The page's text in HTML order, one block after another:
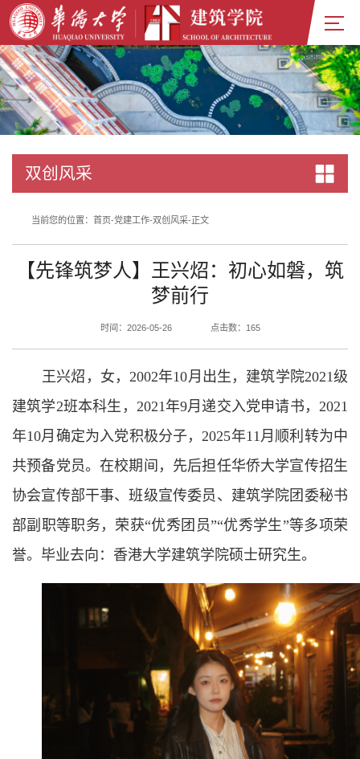
双创风采
当前您的位置： 首页-党建工作-双创风采-正文
【先锋筑梦人】王兴炤：初心如磐，筑
梦前行
时间：2026-05-26 点击数： 165
王兴炤，女，2002年10月出生，建筑学院2021级
建筑学2班本科生，2021年9月递交入党申请书，2021
年10月确定为入党积极分子，2025年11月顺利转为中
共预备党员。在校期间，先后担任华侨大学宣传招生
协会宣传部干事、班级宣传委员、建筑学院团委秘书
部副职等职务，荣获“优秀团员”“优秀学生”等多项荣
誉。毕业去向：香港大学建筑学院硕士研究生。